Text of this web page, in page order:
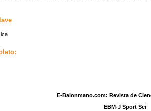
E-Balonmano.com: Revista de
EBM-J Sport Sci